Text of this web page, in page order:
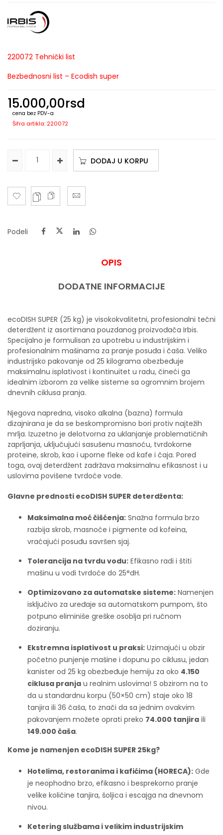
220072 Tehnički list
Bezbednosni list – Ecodish super
15.000,00rsd
cena bez PDV-a
Šifra artikla: 220072
DODAJ U KORPU
Podeli
OPIS
DODATNE INFORMACIJE
ecoDISH SUPER (25 kg) je visokokvalitetni, profesionalni tečni
deterdžent iz asortimana pouzdanog proizvođača Irbis.
Specijalno je formulisan za upotrebu u industrijskim i
profesionalnim mašinama za pranje posuđa i čaša. Veliko
industrijsko pakovanje od 25 kilograma obezbeđuje
maksimalnu isplativost i kontinuitet u radu, čineći ga
idealnim izborom za velike sisteme sa ogromnim brojem
dnevnih ciklusa pranja.
Njegova napredna, visoko alkalna (bazna) formula
dizajnirana je da se beskompromisno bori protiv najtežih
mrlja. Izuzetno je delotvorna za uklanjanje problematičnih
zaprljanja, uključujući sasušenu masnoću, tvrdokorne
proteine, skrob, kao i uporne fleke od kafe i čaja. Pored
toga, ovaj deterdžent zadržava maksimalnu efikasnost i u
uslovima povišene tvrdoće vode.
Glavne prednosti ecoDISH SUPER deterdženta:
Maksimalna moć čišćenja: Snažna formula brzo
razbija skrob, masnoće i pigmente od kofeina,
vraćajući posuđu savršen sjaj.
Tolerancija na tvrdu vodu: Efikasno radi i štiti
mašinu u vodi tvrdoće do 25°dH.
Optimizovano za automatske sisteme: Namenjen
isključivo za uređaje sa automatskom pumpom, što
potpuno eliminiše greške osoblja pri ručnom
doziranju.
Ekstremna isplativost u praksi: Uzimajući u obzir
početno punjenje mašine i dopunu po ciklusu, jedan
kanister od 25 kg obezbeđuje hemiju za oko 4.150
ciklusa pranja u realnim uslovima! S obzirom na to
da u standardnu korpu (50×50 cm) staje oko 18
tanjira ili 36 čaša, to znači da sa jednim ovakvim
pakovanjem možete oprati preko 74.000 tanjira ili
149.000 čaša.
Kome je namenjen ecoDISH SUPER 25kg?
Hotelima, restoranima i kafićima (HORECA): Gde
je neophodno brzo, efikasno i besprekorno pranje
velike količine tanjira, šoljica i escajga na dnevnom
nivou.
Ketering službama i velikim industrijskim